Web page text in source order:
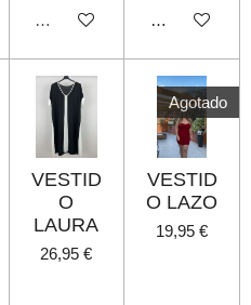
Agotado Añadir al
VESTID
O
LAURA
26,95 €
Agotado
VESTID
O LAZO
19,95 €